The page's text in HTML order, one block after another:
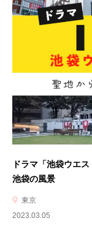
ドラマ「池袋ウエ
池袋の風景
東京
2023.03.05